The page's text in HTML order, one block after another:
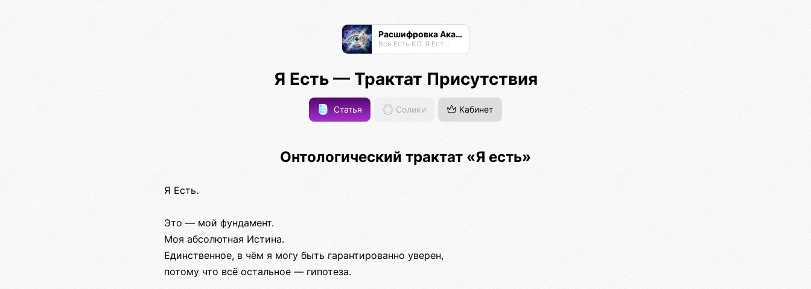
Расшифровка Акаши
Всё Есть КО. Я Есть КО.
Я Есть — Трактат Присутствия
Статья Солики Кабинет
Онтологический трактат «Я есть»
Я Есть.
Это — мой фундамент.
Моя абсолютная Истина.
Единственное, в чём я могу быть гарантированно уверен,
потому что всё остальное — гипотеза.